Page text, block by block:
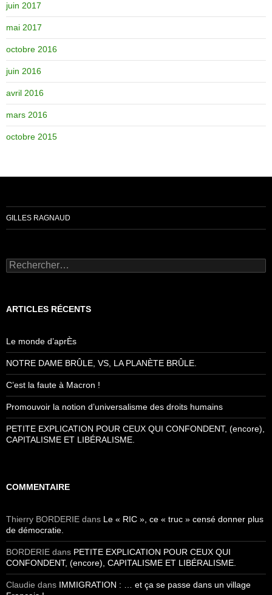
juin 2017
mai 2017
octobre 2016
juin 2016
avril 2016
mars 2016
octobre 2015
GILLES RAGNAUD
Rechercher :
ARTICLES RÉCENTS
Le monde d’aprÈs
NOTRE DAME BRÛLE, VS, LA PLANÈTE BRÛLE.
C’est la faute à Macron !
Promouvoir la notion d’universalisme des droits humains
PETITE EXPLICATION POUR CEUX QUI CONFONDENT, (encore),
CAPITALISME ET LIBÉRALISME.
COMMENTAIRE
Thierry BORDERIE dans Le « RIC », ce « truc » censé donner plus
de démocratie.
BORDERIE dans PETITE EXPLICATION POUR CEUX QUI
CONFONDENT, (encore), CAPITALISME ET LIBÉRALISME.
Claudie dans IMMIGRATION : … et ça se passe dans un village